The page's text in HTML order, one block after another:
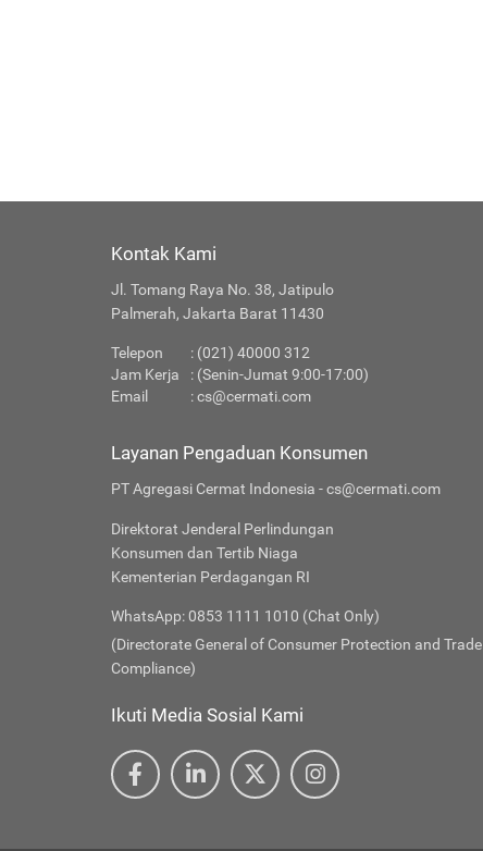
Kontak Kami
Jl. Tomang Raya No. 38, Jatipulo
Palmerah, Jakarta Barat 11430
Telepon
: (021) 40000 312
Jam Kerja
: (Senin-Jumat 9:00-17:00)
Email
:cs@cermati.com
Layanan Pengaduan Konsumen
PT Agregasi Cermat Indonesia - cs@cermati.com
Direktorat Jenderal Perlindungan
Konsumen dan Tertib Niaga
Kementerian Perdagangan RI
WhatsApp: 0853 1111 1010 (Chat Only)
(Directorate General of Consumer Protection and Trade
Compliance)
Ikuti Media Sosial Kami